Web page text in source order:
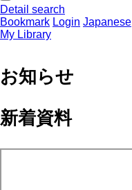
Detail search
Bookmark Login Japanese
My Library
お知らせ
新着資料